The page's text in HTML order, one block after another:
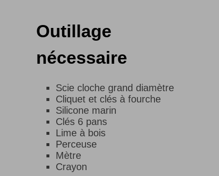
Outillage
nécessaire
Scie cloche grand diamètre
Cliquet et clés à fourche
Silicone marin
Clés 6 pans
Lime à bois
Perceuse
Mètre
Crayon